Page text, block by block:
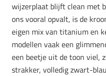
wijzerplaat blijft clean met
ons vooral opvalt, is de
eigen mix van titanium en
modellen vaak een
een beetje uit de toon viel,
strakker, volledig zwart-